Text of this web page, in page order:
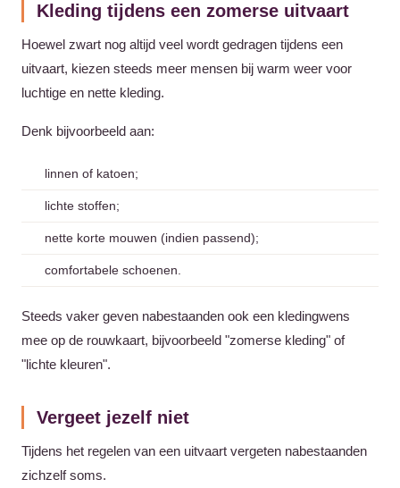
Kleding tijdens een zomerse uitvaart
Hoewel zwart nog altijd veel wordt gedragen tijdens een
uitvaart, kiezen steeds meer mensen bij warm weer voor
luchtige en nette kleding.
Denk bijvoorbeeld aan:
linnen of katoen;
lichte stoffen;
nette korte mouwen (indien passend);
comfortabele schoenen.
Steeds vaker geven nabestaanden ook een kledingwens
mee op de rouwkaart, bijvoorbeeld "zomerse kleding" of
"lichte kleuren".
Vergeet jezelf niet
Tijdens het regelen van een uitvaart vergeten nabestaanden
zichzelf soms.